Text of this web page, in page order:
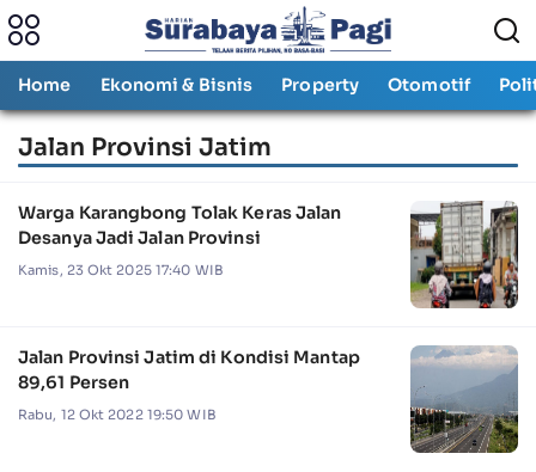
Home Ekonomi & Bisnis Property Otomotif
Jalan Provinsi Jatim
Warga Karangbong Tolak Keras Jalan
Desanya Jadi Jalan Provinsi
Kamis, 23 Okt 2025 17:40 WIB
Jalan Provinsi Jatim di Kondisi Mantap
89,61 Persen
Rabu, 12 Okt 2022 19:50 WIB